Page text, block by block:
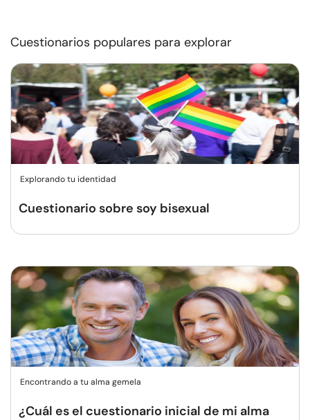
Cuestionarios populares para explorar
Explorando tu identidad
Cuestionario sobre soy bisexual
Encontrando a tu alma gemela
¿Cuál es el cuestionario inicial de mi alma